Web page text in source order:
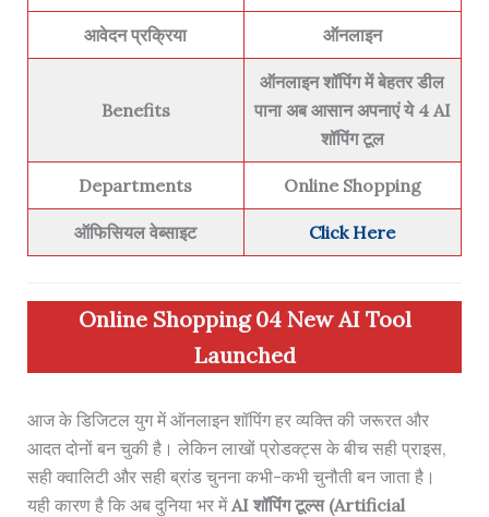
आवेदन प्रक्रिया ऑनलाइन
Benefits
ऑनलाइन शॉपिंग में बेहतर डील
पाना अब आसान अपनाएं ये 4 AI
शॉपिंग टूल
Departments Online Shopping
ऑफिसियल वेब्साइट Click Here
Online Shopping 04 New AI Tool
Launched
आज के डिजिटल युग में ऑनलाइन शॉपिंग हर व्यक्ति की जरूरत और
आदत दोनों बन चुकी है। लेकिन लाखों प्रोडक्ट्स के बीच सही प्राइस,
सही क्वालिटी और सही ब्रांड चुनना कभी-कभी चुनौती बन जाता है।
यही कारण है कि अब दुनिया भर मेंAI शॉपिंग टूल्स (Artificial